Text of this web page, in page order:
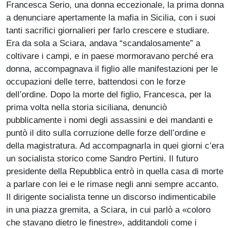
Francesca Serio, una donna eccezionale, la prima donna
a denunciare apertamente la mafia in Sicilia, con i suoi
tanti sacrifici giornalieri per farlo crescere e studiare.
Era da sola a Sciara, andava “scandalosamente” a
coltivare i campi, e in paese mormoravano perché era
donna, accompagnava il figlio alle manifestazioni per le
occupazioni delle terre, battendosi con le forze
dell’ordine. Dopo la morte del figlio, Francesca, per la
prima volta nella storia siciliana, denunciò
pubblicamente i nomi degli assassini e dei mandanti e
puntò il dito sulla corruzione delle forze dell’ordine e
della magistratura. Ad accompagnarla in quei giorni c’era
un socialista storico come Sandro Pertini. Il futuro
presidente della Repubblica entrò in quella casa di morte
a parlare con lei e le rimase negli anni sempre accanto.
Il dirigente socialista tenne un discorso indimenticabile
in una piazza gremita, a Sciara, in cui parlò a «coloro
che stavano dietro le finestre», additandoli come i